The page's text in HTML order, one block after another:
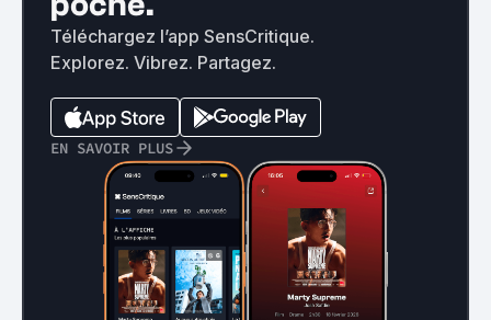
Téléchargez l’app SensCritique.
Explorez. Vibrez. Partagez.
EN SAVOIR PLUS